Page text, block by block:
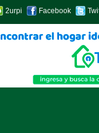
2urpi Facebook